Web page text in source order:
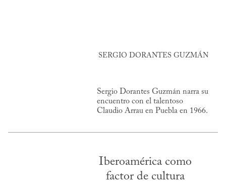
SERGIO DORANTES GUZMÁN
Sergio Dorantes Guzmán narra su
encuentro con el talentoso
Claudio Arrau en Puebla en 1966.
Iberoamérica como
factor de cultura